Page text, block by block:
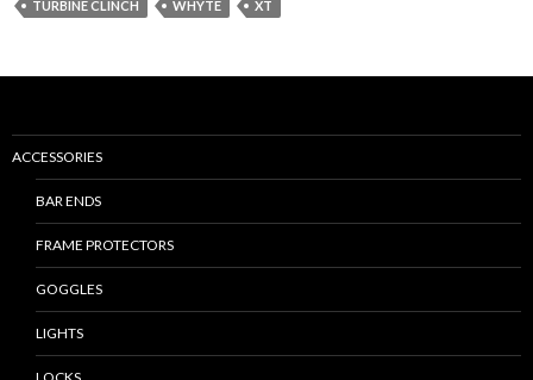
TURBINE CLINCH
WHYTE XT
ACCESSORIES
BAR ENDS
FRAME PROTECTORS
GOGGLES
LIGHTS